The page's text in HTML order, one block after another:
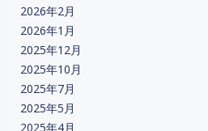
2026年2月
2026年1月
2025年12月
2025年10月
2025年7月
2025年5月
2025年4月